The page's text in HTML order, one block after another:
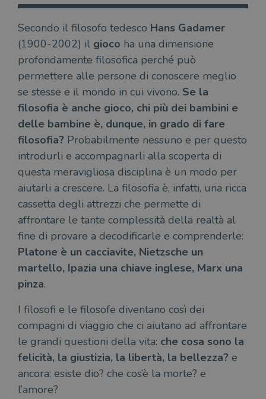
Secondo il filosofo tedesco Hans Gadamer
(1900-2002) il gioco ha una dimensione
profondamente filosofica perché può
permettere alle persone di conoscere meglio
se stesse e il mondo in cui vivono. Se la
filosofia è anche gioco, chi più dei bambini e
delle bambine è, dunque, in grado di fare
filosofia? Probabilmente nessuno e per questo
introdurli e accompagnarli alla scoperta di
questa meravigliosa disciplina è un modo per
aiutarli a crescere. La filosofia è, infatti, una ricca
cassetta degli attrezzi che permette di
affrontare le tante complessità della realtà al
fine di provare a decodificarle e comprenderle:
Platone è un cacciavite, Nietzsche un
martello, Ipazia una chiave inglese, Marx una
pinza.
I filosofi e le filosofe diventano così dei
compagni di viaggio che ci aiutano ad affrontare
le grandi questioni della vita: che cosa sono la
felicità, la giustizia, la libertà, la bellezza? e
ancora: esiste dio? che cos’è la morte? e
l’amore?